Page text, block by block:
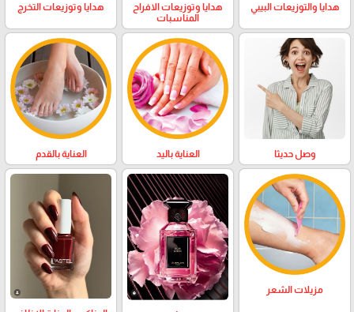
هدايا والتوزيعات البيبي
هدايا وتوزيعات الافراح
المناسبات
هدايا وتوزيعات التخرج
وصل حديثا العناية باليد العناية بالقدم
مزيلات الشعر